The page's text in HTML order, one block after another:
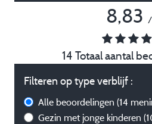
8,83
14 Totaal aantal
Filteren op type verblijf :
Alle beoordelingen (14
Gezin met jonge kinderen